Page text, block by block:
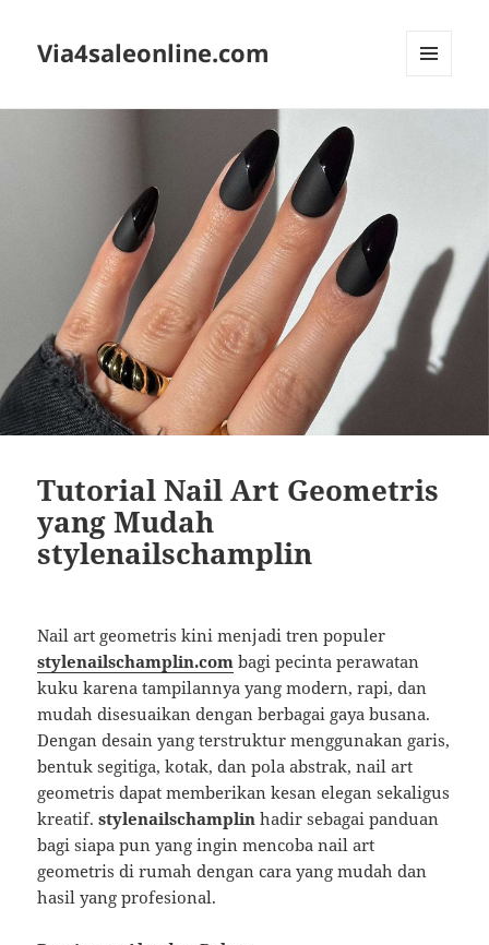
Via4saleonline.com
Tutorial Nail Art Geometris
yang Mudah
stylenailschamplin
Nail art geometris kini menjadi tren populer
stylenailschamplin.com bagi pecinta perawatan
kuku karena tampilannya yang modern, rapi, dan
mudah disesuaikan dengan berbagai gaya busana.
Dengan desain yang terstruktur menggunakan garis,
bentuk segitiga, kotak, dan pola abstrak, nail art
geometris dapat memberikan kesan elegan sekaligus
kreatif.stylenailschamplin hadir sebagai panduan
bagi siapa pun yang ingin mencoba nail art
geometris di rumah dengan cara yang mudah dan
hasil yang profesional.